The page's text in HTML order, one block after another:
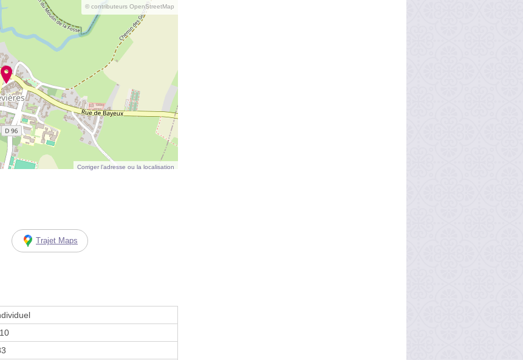
© contributeurs OpenStreetMap
Corriger l’adresse ou la localisation
Trajet Maps